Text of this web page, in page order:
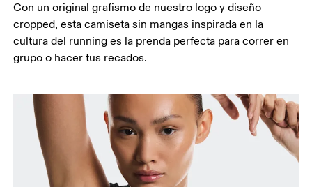
Con un original grafismo de nuestro logo y diseño
cropped, esta camiseta sin mangas inspirada en la
cultura del running es la prenda perfecta para correr en
grupo o hacer tus recados.